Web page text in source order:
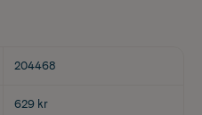
204468
629 kr